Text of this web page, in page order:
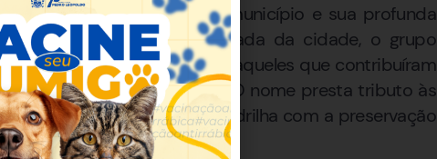
representa a essência do município e sua profunda
quadrilha junina estilizada da cidade, o grupo
raízes e homenageasse aqueles que contribuíram
do trabalho no campo. O nome presta tributo às
o compromisso da quadrilha com a preservação
moldam a cultura local.